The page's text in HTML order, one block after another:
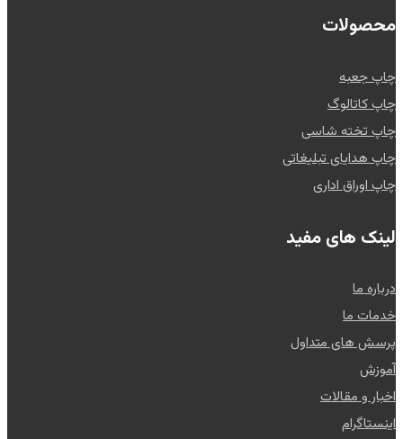
محصولات
چاپ جعبه
چاپ کاتالوگ
چاپ تخته شاسی
چاپ هدایای تبلیغاتی
چاپ اوراق اداری
لینک های مفید
درباره ما
خدمات ما
پرسش های متداول
آموزش
اخبار و مقالات
اینستاگرام